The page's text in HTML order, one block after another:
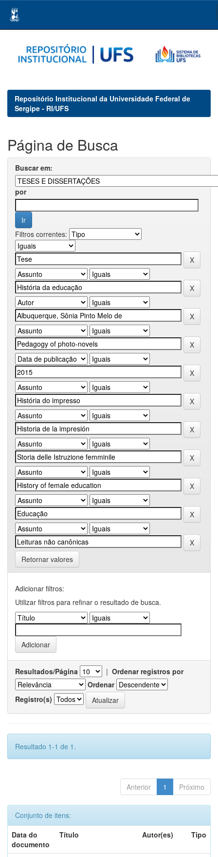
navigation
Repositório Institucional da Universidade Federal de
Sergipe - RI/UFS
Página de Busca
Buscar em:
por
Filtros correntes:
Retornar valores
Adicionar filtros:
Utilizar filtros para refinar o resultado de busca.
Resultados/Página | Ordenar registros por
Ordenar
Registro(s)
Resultado 1-1 de 1.
Anterior 1 Próximo
Conjunto de itens:
Data do
documento
Título Autor(es) Tipo